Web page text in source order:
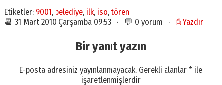
Etiketler: 9001, belediye, ilk, iso, tören
📆 31 Mart 2010 Çarşamba 09:53 · 💬 0 yorum · ⎙ Yazdır
Bir yanıt yazın
E-posta adresiniz yayınlanmayacak. Gerekli alanlar* ile
işaretlenmişlerdir